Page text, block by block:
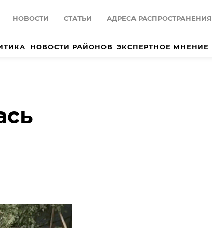
НОВОСТИ СТАТЬИ АДРЕСА РАСПРОСТРАНЕНИЯ
НОВОСТИ РАЙОНОВ ЭКСПЕРТНОЕ МНЕНИЕ